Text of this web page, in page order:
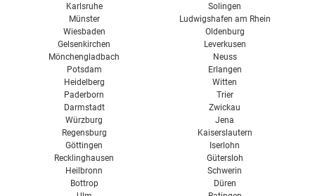
Karlsruhe
Münster
Wiesbaden
Gelsenkirchen
Mönchengladbach
Solingen
Ludwigshafen am Rhein
Oldenburg
Leverkusen
Neuss
Potsdam
Heidelberg
Paderborn
Darmstadt
Würzburg
Regensburg
Göttingen
Recklinghausen
Heilbronn
Bottrop
Erlangen
Witten
Trier
Zwickau
Jena
Kaiserslautern
Iserlohn
Gütersloh
Schwerin
Düren